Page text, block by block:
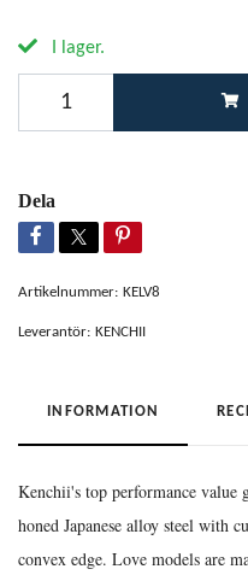
I lager.
Dela
Artikelnummer: KELV8
Leverantör: KENCHII
INFORMATION
Kenchii's top performance value
honed Japanese alloy steel with
convex edge. Love models are